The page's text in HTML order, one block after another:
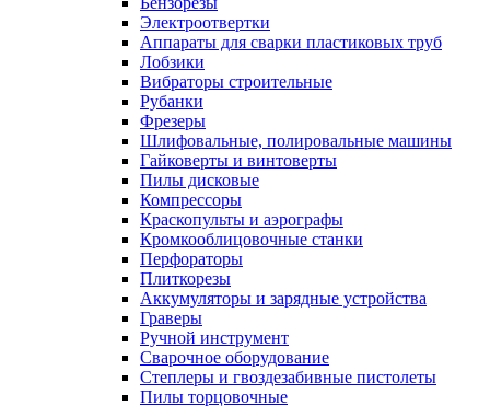
Электроотвертки
Аппараты для сварки пластиковых труб
Лобзики
Вибраторы строительные
Рубанки
Фрезеры
Шлифовальные, полировальные машины
Гайковерты и винтоверты
Пилы дисковые
Компрессоры
Краскопульты и аэрографы
Кромкооблицовочные станки
Перфораторы
Плиткорезы
Аккумуляторы и зарядные устройства
Граверы
Ручной инструмент
Сварочное оборудование
Степлеры и гвоздезабивные пистолеты
Пилы торцовочные